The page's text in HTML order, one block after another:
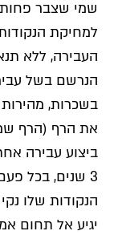
למחיקת
העבירה, ללא
בשכרות, מהירות
את הרף (הרף
ביצוע עבירה
3 שנים, בכל
יגיע אל תחום